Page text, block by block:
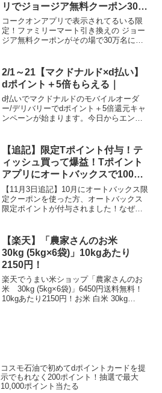
リでジョージア無料クーポン30万
名に当たる
コークオンアプリで表示されてるいる限
定！ファミリーマート引き換えの ジョー
ジア無料クーポンがその場で30万名に当
シュはハズレました。追記ジョージア当
たった人はレシー...
2/1～21【マクドナルド×d払い】
dポイント＋5倍もらえる｜
d払いでマクドナルドのモバイルオーダ
ー/デリバリーでdポイント＋5倍還元キャ
ンペーンが始まります。今日からエント
（火）午後11：59税込み200円ごとに...
【追記】限定Tポイント付与！テ
ィッシュ買って爆益！Tポイント
アプリにオートバックスで1000
円以上購入で100～2000ポイント
もらえるクーポン
【11月3日追記】10月にオートバックス限
定クーポンを使った方、オートバックス
限定ポイントが付与されました！なぜか
よ。今回は旦那さんのリクエストで虫取
りクリーナー...
【楽天】「農家さんのお米
30kg (5kg×6袋)」10kgあたり
2150円！
楽天でうまい米ショップ「農家さんのお
米 30kg (5kg×6袋)」6450円送料無料！
10kgあたり2150円！お米 白米 30kg
コスモ石油で初めてdポイントカードを提
示でもれなく200ポイント！抽選で最大
10,000ポイント当たる